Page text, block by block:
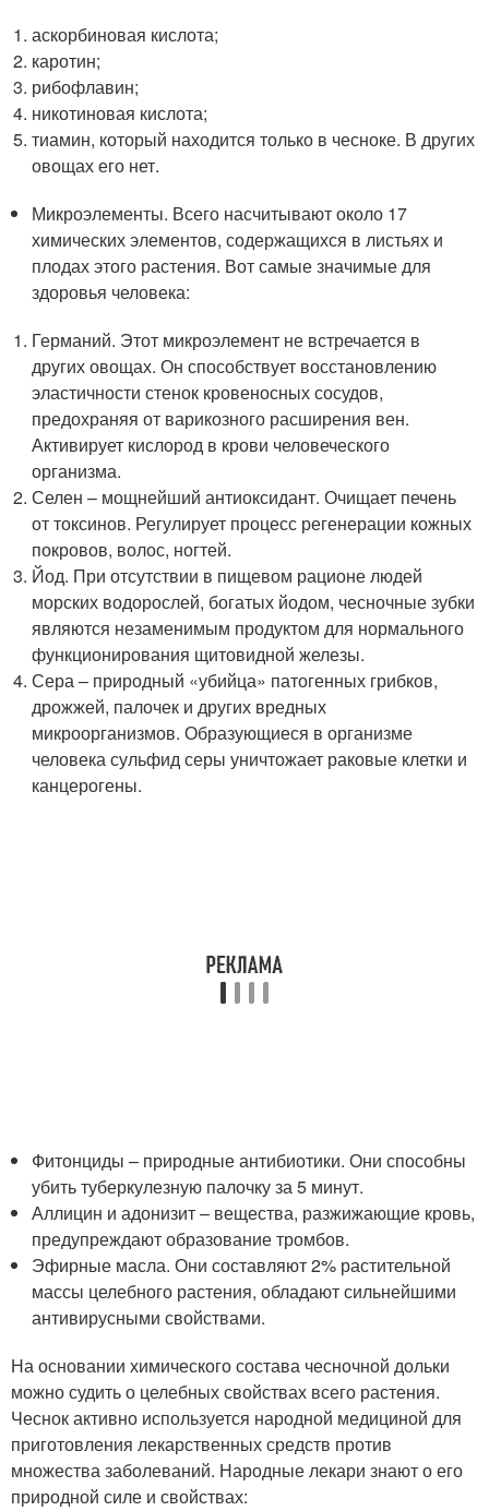
аскорбиновая кислота;
каротин;
рибофлавин;
никотиновая кислота;
тиамин, который находится только в чесноке. В других
овощах его нет.
Микроэлементы. Всего насчитывают около 17
химических элементов, содержащихся в листьях и
плодах этого растения. Вот самые значимые для
здоровья человека:
Германий. Этот микроэлемент не встречается в
других овощах. Он способствует восстановлению
эластичности стенок кровеносных сосудов,
предохраняя от варикозного расширения вен.
Активирует кислород в крови человеческого
организма.
Селен – мощнейший антиоксидант. Очищает печень
от токсинов. Регулирует процесс регенерации кожных
покровов, волос, ногтей.
Йод. При отсутствии в пищевом рационе людей
морских водорослей, богатых йодом, чесночные зубки
являются незаменимым продуктом для нормального
функционирования щитовидной железы.
Сера – природный «убийца» патогенных грибков,
дрожжей, палочек и других вредных
микроорганизмов. Образующиеся в организме
человека сульфид серы уничтожает раковые клетки и
канцерогены.
Фитонциды – природные антибиотики. Они способны
убить туберкулезную палочку за 5 минут.
Аллицин и адонизит – вещества, разжижающие кровь,
предупреждают образование тромбов.
Эфирные масла. Они составляют 2% растительной
массы целебного растения, обладают сильнейшими
антивирусными свойствами.
На основании химического состава чесночной дольки
можно судить о целебных свойствах всего растения.
Чеснок активно используется народной медициной для
приготовления лекарственных средств против
множества заболеваний. Народные лекари знают о его
природной силе и свойствах: